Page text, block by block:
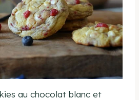
au chocolat blanc et